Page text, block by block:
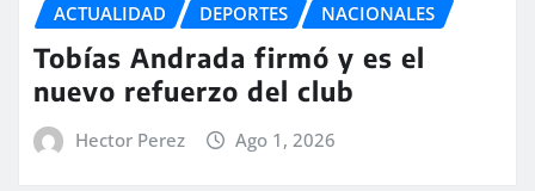
ACTUALIDAD DEPORTES NACIONALES
Tobías Andrada firmó y es el
nuevo refuerzo del club
Hector Perez Ago 1, 2026